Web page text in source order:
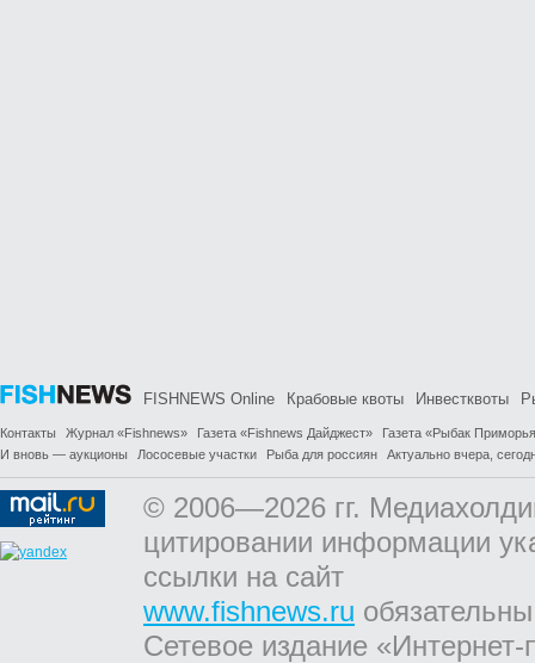
FISHNEWS Online Крабовые квоты Инвестквоты
Контакты Журнал «Fishnews» Газета «Fishnews Дайджест»
Газета «Рыбак
И вновь — аукционы
Лососевые участки Рыба для россиян Актуально вчера,
© 2006—2026 гг.
цитировании информации
ссылки на сайт
www.fishnews.ru
Сетевое издание